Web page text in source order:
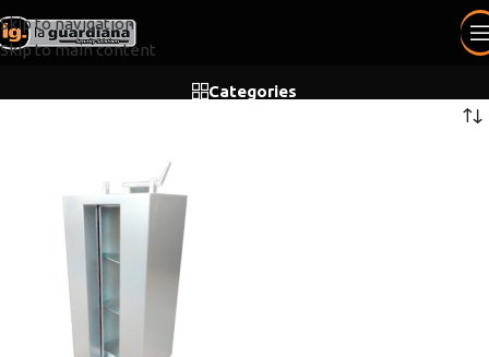
Skip to navigation
Skip to main content
Categories